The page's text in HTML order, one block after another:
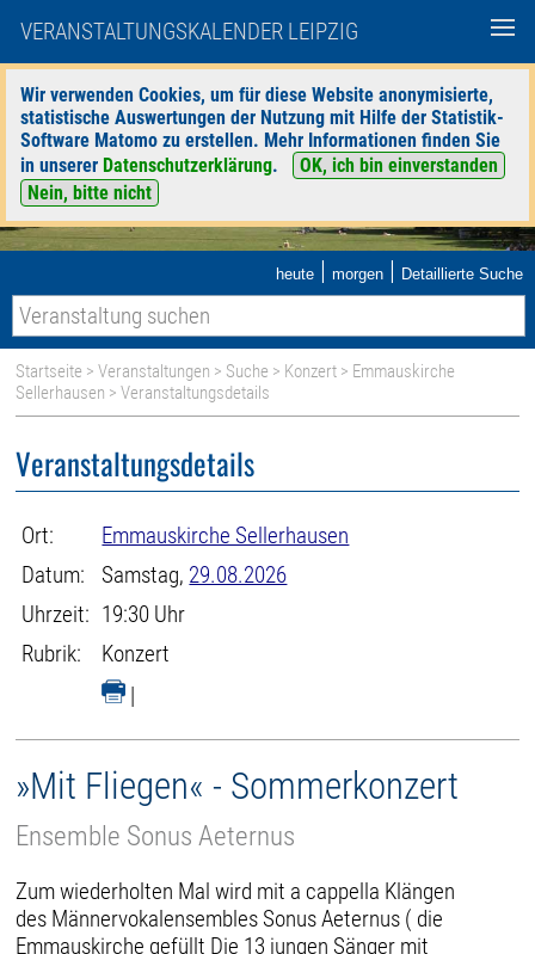
VERANSTALTUNGSKALENDER LEIPZIG
Wir verwenden Cookies, um für diese Website anonymisierte,
statistische Auswertungen der Nutzung mit Hilfe der Statistik-
Software Matomo zu erstellen. Mehr Informationen finden Sie
in unserer Datenschutzerklärung.
OK, ich bin einverstanden
Nein, bitte nicht
heute | morgen | Detaillierte Suche
Startseite >Veranstaltungen > Suche > Konzert > Emmauskirche
Sellerhausen > Veranstaltungsdetails
Veranstaltungsdetails
Ort:
Emmauskirche Sellerhausen
Datum:
Samstag, 29.08.2026
Uhrzeit: 19:30 Uhr
Rubrik:
Konzert
|
»Mit Fliegen« - Sommerkonzert
Ensemble Sonus Aeternus
Zum wiederholten Mal wird mit a cappella Klängen
des Männervokalensembles Sonus Aeternus ( die
Emmauskirche gefüllt Die 13 jungen Sänger mit